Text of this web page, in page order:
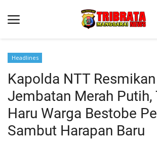
Beranda
Binkam
Kapolres Manggarai Imbau Masyarakat
Kapolres Manggarai Imbau Masyarakat
Headlines
Kapolda NTT Resmikan
Jembatan Merah Putih,
Haru Warga Bestobe
Sambut Harapan Baru